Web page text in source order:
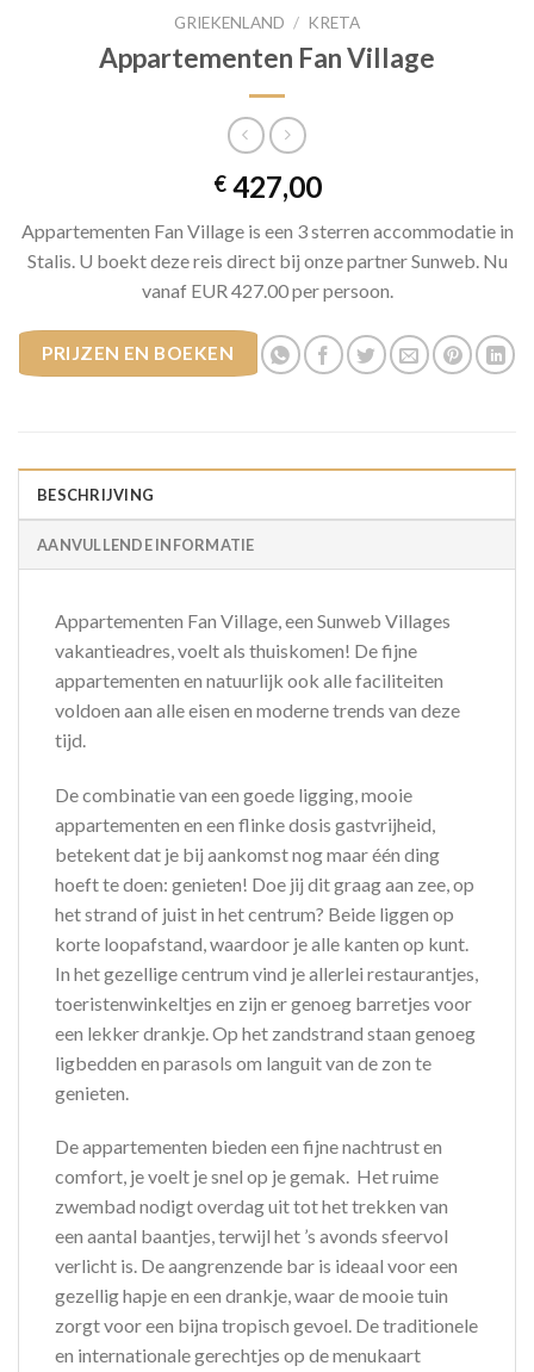
GRIEKENLAND / KRETA
Appartementen Fan Village
€427,00
Appartementen Fan Village is een 3 sterren accommodatie in
Stalis. U boekt deze reis direct bij onze partner Sunweb. Nu
vanaf EUR 427.00 per persoon.
PRIJZEN EN BOEKEN
BESCHRIJVING
AANVULLENDE INFORMATIE
Appartementen Fan Village, een Sunweb Villages
vakantieadres, voelt als thuiskomen! De fijne
appartementen en natuurlijk ook alle faciliteiten
voldoen aan alle eisen en moderne trends van deze
tijd.
De combinatie van een goede ligging, mooie
appartementen en een flinke dosis gastvrijheid,
betekent dat je bij aankomst nog maar één ding
hoeft te doen: genieten! Doe jij dit graag aan zee, op
het strand of juist in het centrum? Beide liggen op
korte loopafstand, waardoor je alle kanten op kunt.
In het gezellige centrum vind je allerlei restaurantjes,
toeristenwinkeltjes en zijn er genoeg barretjes voor
een lekker drankje. Op het zandstrand staan genoeg
ligbedden en parasols om languit van de zon te
genieten.
De appartementen bieden een fijne nachtrust en
comfort, je voelt je snel op je gemak. Het ruime
zwembad nodigt overdag uit tot het trekken van
een aantal baantjes, terwijl het ’s avonds sfeervol
verlicht is. De aangrenzende bar is ideaal voor een
gezellig hapje en een drankje, waar de mooie tuin
zorgt voor een bijna tropisch gevoel. De traditionele
en internationale gerechtjes op de menukaart